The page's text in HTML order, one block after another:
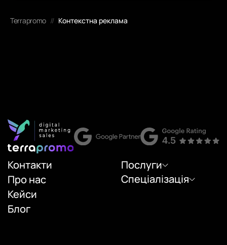
Terrapromo // Контекстна реклама
Послуги
Спеціалізація
Контакти
Про нас
Кейси
Блог